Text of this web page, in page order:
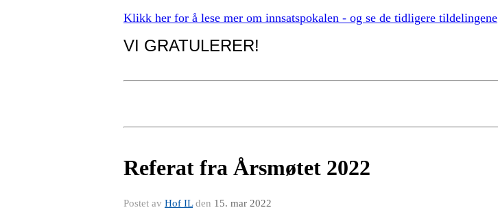
Klikk her for å lese mer om innsatspokalen - og se de tidligere tildelingene
VI GRATULERER!
Referat fra Årsmøtet 2022
Postet av Hof ILden 15. mar 2022